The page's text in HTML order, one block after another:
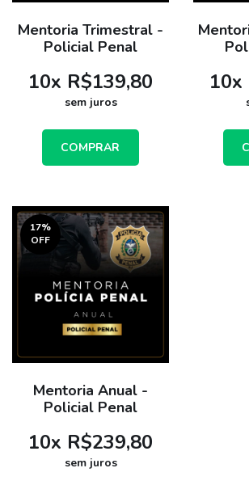
Mentoria Trimestral -
Policial Penal
10x R$139,80
sem juros
COMPRAR
10x
17%
OFF
Mentoria Anual -
Policial Penal
10x R$239,80
sem juros